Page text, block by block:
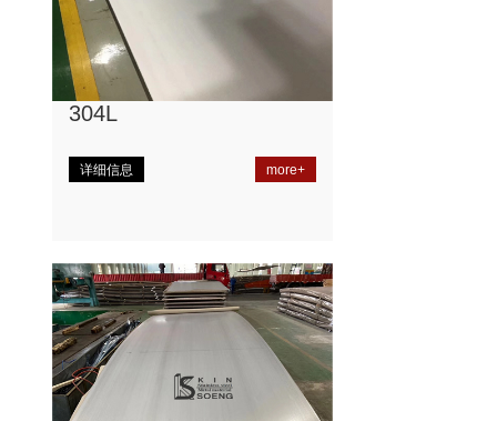
304L
详细信息 more+